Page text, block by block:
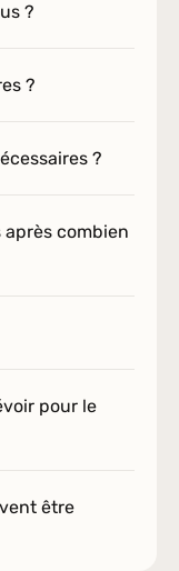
?
?
?
combien
pour le
être